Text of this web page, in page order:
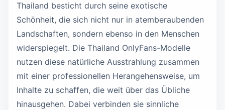
Thailand besticht durch seine exotische
Schönheit, die sich nicht nur in atemberaubenden
Landschaften, sondern ebenso in den Menschen
widerspiegelt. Die Thailand OnlyFans-Modelle
nutzen diese natürliche Ausstrahlung zusammen
mit einer professionellen Herangehensweise, um
Inhalte zu schaffen, die weit über das Übliche
hinausgehen. Dabei verbinden sie sinnliche